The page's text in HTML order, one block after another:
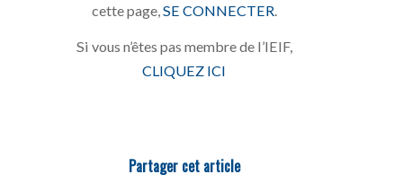
cette page, SE CONNECTER
Si vous n’êtes pas membre de l’IEIF,
CLIQUEZ ICI
Partager cet article